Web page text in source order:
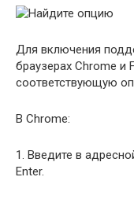
Для включения
браузерах Chrome и
соответствующую
В Chrome:
1. Введите в
Enter.